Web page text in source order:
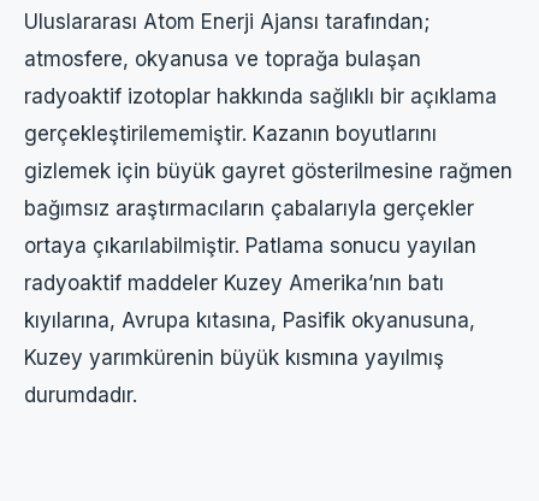
Uluslararası Atom Enerji Ajansı tarafından;
atmosfere, okyanusa ve toprağa bulaşan
radyoaktif izotoplar hakkında sağlıklı bir açıklama
gerçekleştirilememiştir. Kazanın boyutlarını
gizlemek için büyük gayret gösterilmesine rağmen
bağımsız araştırmacıların çabalarıyla gerçekler
ortaya çıkarılabilmiştir. Patlama sonucu yayılan
radyoaktif maddeler Kuzey Amerika’nın batı
kıyılarına, Avrupa kıtasına, Pasifik okyanusuna,
Kuzey yarımkürenin büyük kısmına yayılmış
durumdadır.